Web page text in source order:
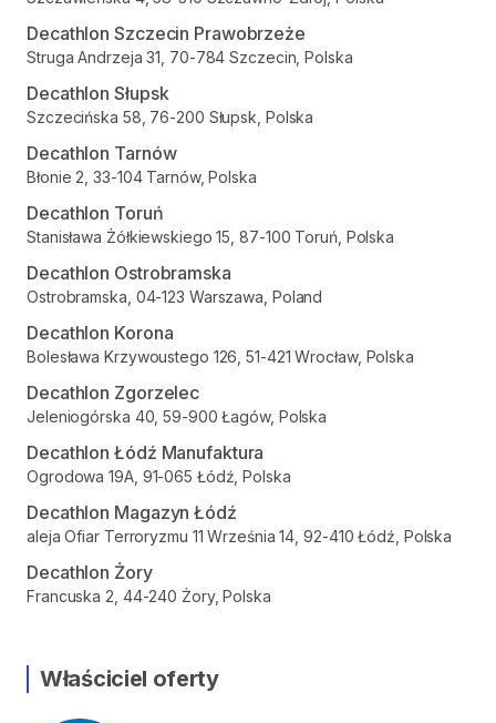
Decathlon Szczecin Prawobrzeże
Struga Andrzeja 31, 70-784 Szczecin, Polska
Decathlon Słupsk
Szczecińska 58, 76-200 Słupsk, Polska
Decathlon Tarnów
Błonie 2, 33-104 Tarnów, Polska
Decathlon Toruń
Stanisława Żółkiewskiego 15, 87-100 Toruń, Polska
Decathlon Ostrobramska
Ostrobramska, 04-123 Warszawa, Poland
Decathlon Korona
Bolesława Krzywoustego 126, 51-421 Wrocław, Polska
Decathlon Zgorzelec
Jeleniogórska 40, 59-900 Łagów, Polska
Decathlon Łódź Manufaktura
Ogrodowa 19A, 91-065 Łódź, Polska
Decathlon Magazyn Łódź
aleja Ofiar Terroryzmu 11 Września 14, 92-410 Łódź, Polska
Decathlon Żory
Francuska 2, 44-240 Żory, Polska
Właściciel oferty